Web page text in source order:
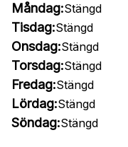
Måndag:Stängd
Tisdag:Stängd
Onsdag:Stängd
Torsdag:Stängd
Fredag:Stängd
Lördag:Stängd
Söndag:Stängd